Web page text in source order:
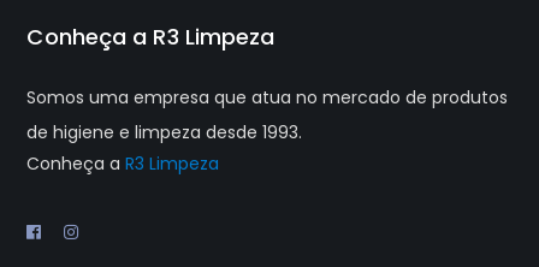
Conheça a R3 Limpeza
Somos uma empresa que atua no mercado de produtos
de higiene e limpeza desde 1993.
Conheça aR3 Limpeza